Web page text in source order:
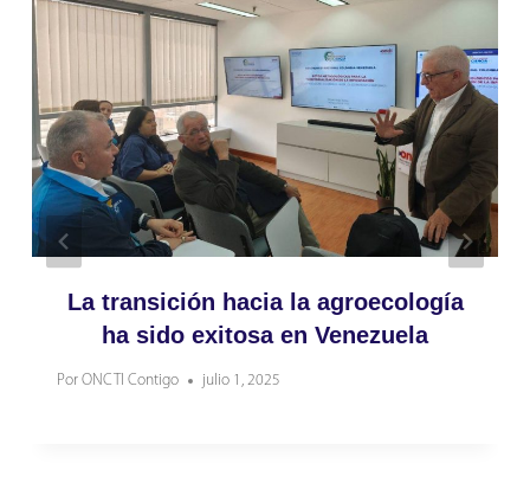
La transición hacia la agroecología
ha sido exitosa en Venezuela
Por ONCTI Contigo julio 1, 2025